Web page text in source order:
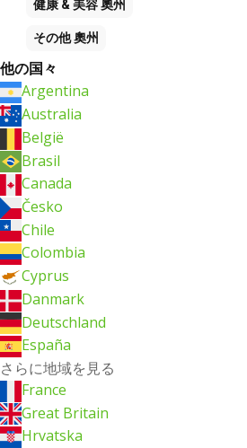
健康 & 美容奧州
その他奧州
他の国々
Argentina
Australia
België
Brasil
Canada
Česko
Chile
Colombia
Cyprus
Danmark
Deutschland
España
さらに地域を見る
France
Great Britain
Hrvatska